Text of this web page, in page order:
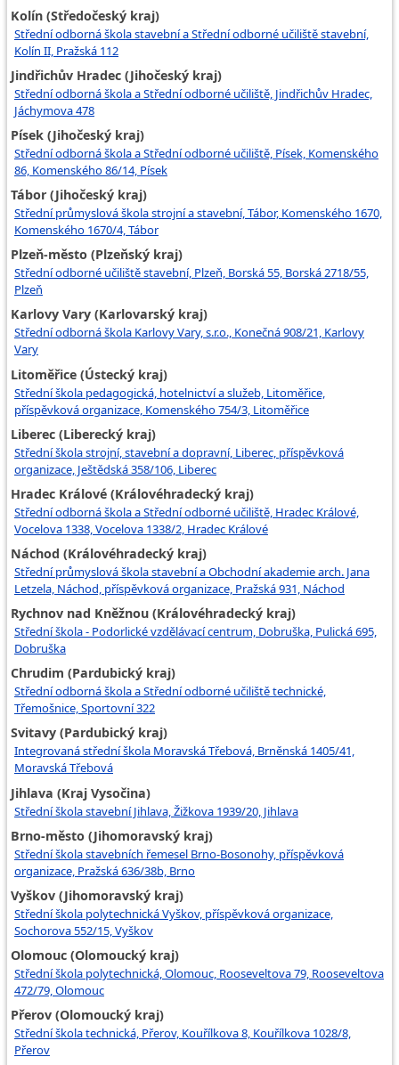
Kolín (Středočeský kraj)
Střední odborná škola stavební a Střední odborné učiliště stavební,
Kolín II, Pražská 112
Jindřichův Hradec (Jihočeský kraj)
Střední odborná škola a Střední odborné učiliště, Jindřichův Hradec,
Jáchymova 478
Písek (Jihočeský kraj)
Střední odborná škola a Střední odborné učiliště, Písek, Komenského
86, Komenského 86/14, Písek
Tábor (Jihočeský kraj)
Střední průmyslová škola strojní a stavební, Tábor, Komenského 1670,
Komenského 1670/4, Tábor
Plzeň-město (Plzeňský kraj)
Střední odborné učiliště stavební, Plzeň, Borská 55, Borská 2718/55,
Plzeň
Karlovy Vary (Karlovarský kraj)
Střední odborná škola Karlovy Vary, s.r.o., Konečná 908/21, Karlovy
Vary
Litoměřice (Ústecký kraj)
Střední škola pedagogická, hotelnictví a služeb, Litoměřice,
příspěvková organizace, Komenského 754/3, Litoměřice
Liberec (Liberecký kraj)
Střední škola strojní, stavební a dopravní, Liberec, příspěvková
organizace, Ještědská 358/106, Liberec
Hradec Králové (Královéhradecký kraj)
Střední odborná škola a Střední odborné učiliště, Hradec Králové,
Vocelova 1338, Vocelova 1338/2, Hradec Králové
Náchod (Královéhradecký kraj)
Střední průmyslová škola stavební a Obchodní akademie arch. Jana
Letzela, Náchod, příspěvková organizace, Pražská 931, Náchod
Rychnov nad Kněžnou (Královéhradecký kraj)
Střední škola - Podorlické vzdělávací centrum, Dobruška, Pulická 695,
Dobruška
Chrudim (Pardubický kraj)
Střední odborná škola a Střední odborné učiliště technické,
Třemošnice, Sportovní 322
Svitavy (Pardubický kraj)
Integrovaná střední škola Moravská Třebová, Brněnská 1405/41,
Moravská Třebová
Jihlava (Kraj Vysočina)
Střední škola stavební Jihlava, Žižkova 1939/20, Jihlava
Brno-město (Jihomoravský kraj)
Střední škola stavebních řemesel Brno-Bosonohy, příspěvková
organizace, Pražská 636/38b, Brno
Vyškov (Jihomoravský kraj)
Střední škola polytechnická Vyškov, příspěvková organizace,
Sochorova 552/15, Vyškov
Olomouc (Olomoucký kraj)
Střední škola polytechnická, Olomouc, Rooseveltova 79, Rooseveltova
472/79, Olomouc
Přerov (Olomoucký kraj)
Střední škola technická, Přerov, Kouřílkova 8, Kouřílkova 1028/8,
Přerov